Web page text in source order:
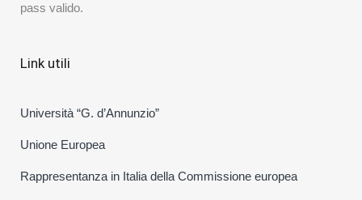
pass valido.
Link utili
Università “G. d’Annunzio”
Unione Europea
Rappresentanza in Italia della Commissione europea